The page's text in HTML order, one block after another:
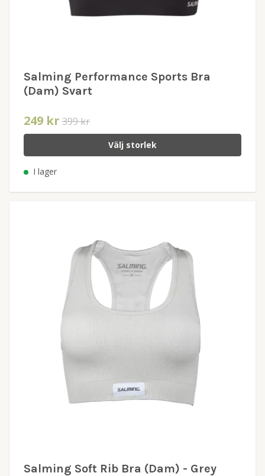
Salming Performance Sports Bra
(Dam) Svart
249 kr 399 kr
Välj storlek
I lager
Salming Soft Rib Bra (Dam) - Grey